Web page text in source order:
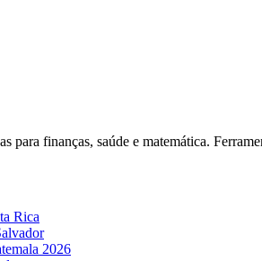
a lei trabalhista da Guatemala
para finanças, saúde e matemática.
Rica
2026